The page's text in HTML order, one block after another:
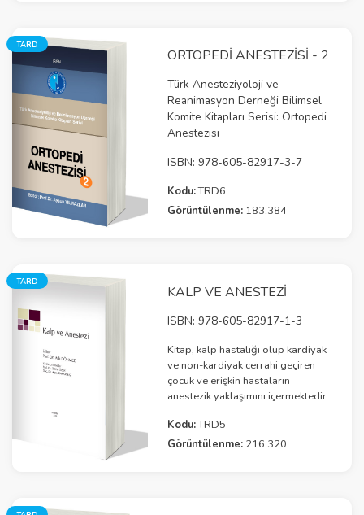
TARD
ORTOPEDI ANESTEZISI - 2
Türk Anesteziyoloji ve
Reanimasyon Derneği Bilimsel
Komite Kitapları Serisi: Ortopedi
Anestezisi
ISBN: 978-605-82917-3-7
Kodu:TRD6
Görüntülenme: 183.384
TARD
KALP VE ANESTEZI
ISBN: 978-605-82917-1-3
Kitap, kalp hastalığı olup kardiyak
ve non-kardiyak cerrahi geçiren
çocuk ve erişkin hastaların
anestezik yaklaşımını içermektedir.
Kodu:TRD5
Görüntülenme: 216.320